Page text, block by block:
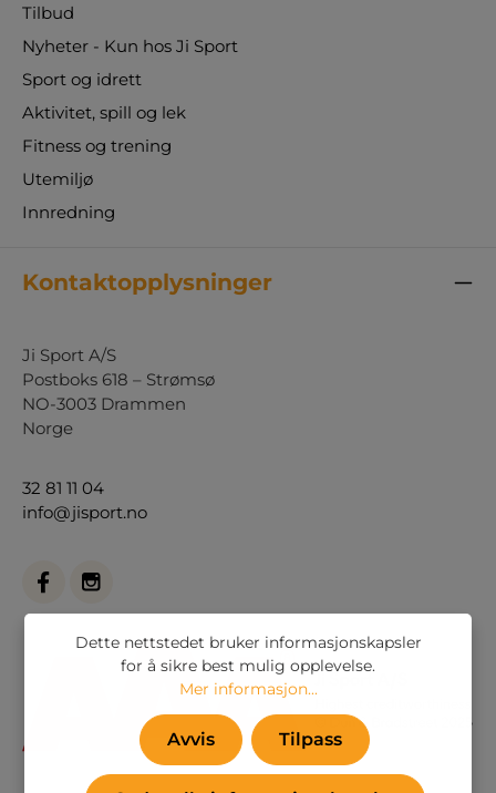
Tilbud
Nyheter - Kun hos Ji Sport
Sport og idrett
Aktivitet, spill og lek
Fitness og trening
Utemiljø
Innredning
Kontaktopplysninger
Ji Sport A/S
Postboks 618 – Strømsø
NO-3003 Drammen
Norge
32 81 11 04
info@jisport.no
Dette nettstedet bruker informasjonskapsler
for å sikre best mulig opplevelse.
Mer informasjon...
Avvis Tilpass